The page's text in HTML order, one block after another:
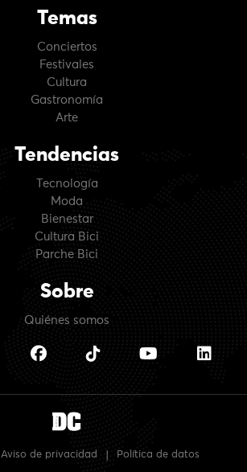
Temas
Conciertos
Festivales
Cultura
Gastronomía
Arte
Tendencias
Tecnología
Moda
Bienestar
Cultura Bici
Parche Bici
Sobre
Quiénes somos
Aviso de privacidad Política de datos